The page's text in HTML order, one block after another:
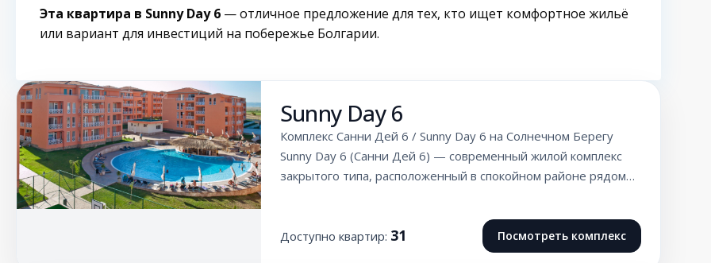
Эта квартира в Sunny Day 6 — отличное предложение для тех, кто ищет комфортное жильё
или вариант для инвестиций на побережье Болгарии.
Sunny Day 6
Комплекс Санни Дей 6 / Sunny Day 6 на Солнечном Берегу
Sunny Day 6 (Санни Дей 6) — современный жилой комплекс
закрытого типа, расположенный в спокойном районе рядом…
Доступно квартир: 31 Посмотреть комплекс